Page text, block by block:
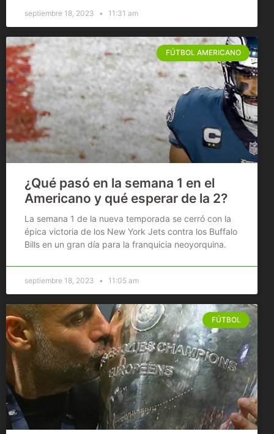
septiembre 18, 2023 11:31 am
FÚTBOL AMERICANO
¿Qué pasó en la semana 1 en el
Americano y qué esperar de la 2?
La semana 1 de la nueva temporada se cerró con la
épica victoria de los New York Jets contra los Buffalo
Bills en un gran día para la franquicia neoyorquina.
septiembre 18, 2023 11:05 am
FÚTBOL